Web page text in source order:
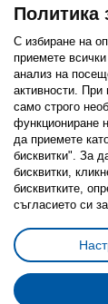
Facebook
Избор
Условия за
Политика
С избиране на
приемете
анализ на
активности. При
само строго
функциониране
да приемете
бисквитки". За
бисквитки,
бисквитките,
съгласието си